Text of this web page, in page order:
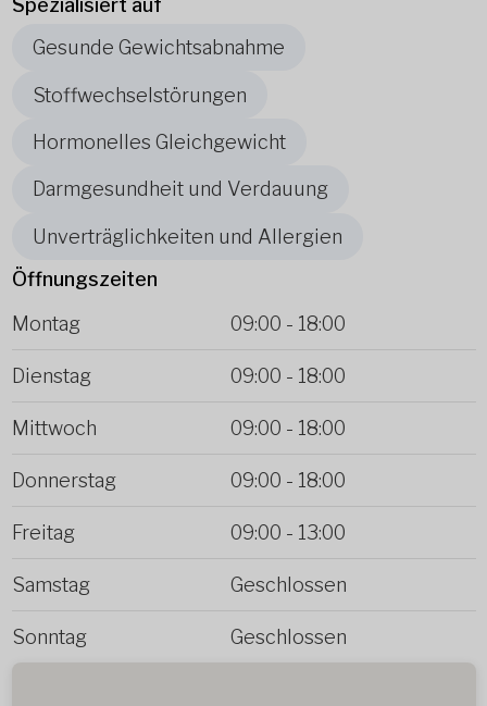
Spezialisiert auf
Gesunde Gewichtsabnahme
Stoffwechselstörungen
Hormonelles Gleichgewicht
Darmgesundheit und Verdauung
Unverträglichkeiten und Allergien
Öffnungszeiten
Montag
09:00 - 18:00
Dienstag 09:00 - 18:00
Mittwoch 09:00 - 18:00
Donnerstag 09:00 - 18:00
Freitag 09:00 - 13:00
Samstag Geschlossen
Sonntag Geschlossen